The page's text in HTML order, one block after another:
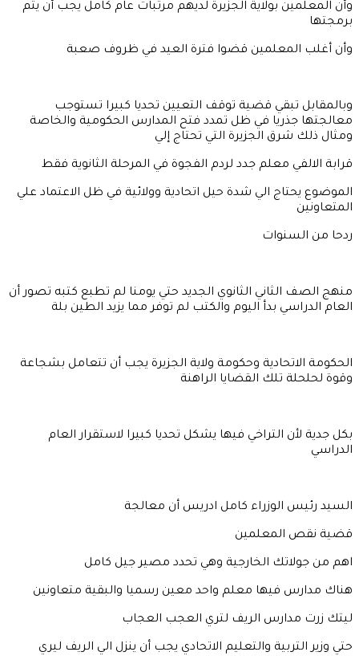
وأن المعلمين بولاية الجزيرة لديهم مرتبات عام كامل يجب أن يتم
برمجتها
وأن أغلب المعلمين قضوا فترة العيد في ظروف صعبة
وبالمقابل تبقي قضية توقف التعيين تحديا كبيرا تستوجب
معالجتها جذريا في ظل تمدد فتح المدارس الحكومية والخاصة
ومثال ذلك شرق الجزيرة التي تحتاج إلي
قرابة الالفي معلم جدد لردم الفجوة في المرحلة الثانوية فقط
الموضوع يحتاج الي شدة حيل اتحادية وولائية في ظل الاعتماد علي
المتعاونين
ردحا من السنوات
منهج الصف الثاني الثانوي الجديد حتي يومنا لم تطبع كتبه تصور أن
العام الدراسي بدأ اليوم والكتب لم توفر مما يزيد الطين بلة
الحكومة الاتحادية وحكومة ولاية الجزيرة يجب أن تتعامل بشجاعة
وقوة لحلحلة تلك القضايا الراهنة
بكل جدية لأن التراخي فيها يشكل تحديا كبيرا لاستقرار العام
الدراسي
السيد رئيس الوزراء كامل ادريس أن معالجة
قضية نقص المعلمين
اهم من جولاتك الخارجية وهي تحدد مصير جيل كامل
هناك مدارس فيها معلم واحد معين رسميا والبقية متعاونين
ليتك زرت مدارس الريف لتري العجب العجاب
حتي وزير التربية والتعليم الاتحادي يجب أن ينزل الي الريف ليري